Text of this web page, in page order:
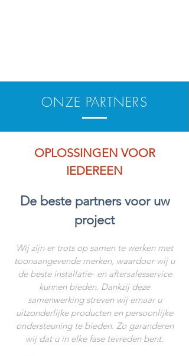
ONZE PARTNERS
OPLOSSINGEN VOOR
IEDEREEN
De beste partners voor uw
project
Wij zijn er trots op samen te werken met
toonaangevende merken, waardoor wij u
de beste installatie- en aftersalesservice
kunnen bieden. Dankzij deze
samenwerking streven wij ernaar u
uitzonderlijke producten en persoonlijke
ondersteuning te bieden. Zo garanderen
wij dat u in elke fase tevreden bent.